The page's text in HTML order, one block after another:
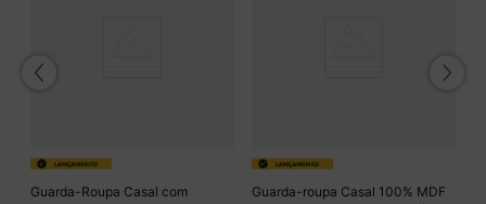
Guarda-Roupa Casal com
Guarda-roupa Casal 100% MDF